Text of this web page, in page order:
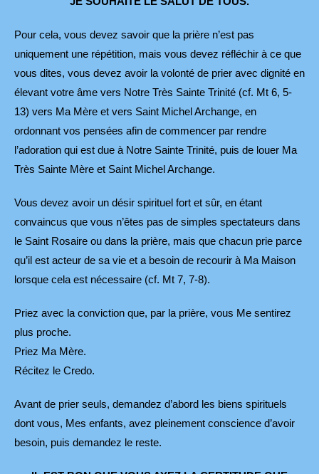
Pour cela, vous devez savoir que la prière n’est pas
uniquement une répétition, mais vous devez réfléchir à ce que
vous dites, vous devez avoir la volonté de prier avec dignité en
élevant votre âme vers Notre Très Sainte Trinité (cf. Mt 6, 5-
13) vers Ma Mère et vers Saint Michel Archange, en
ordonnant vos pensées afin de commencer par rendre
l’adoration qui est due à Notre Sainte Trinité, puis de louer Ma
Très Sainte Mère et Saint Michel Archange.
Vous devez avoir un désir spirituel fort et sûr, en étant
convaincus que vous n’êtes pas de simples spectateurs dans
le Saint Rosaire ou dans la prière, mais que chacun prie parce
qu’il est acteur de sa vie et a besoin de recourir à Ma Maison
lorsque cela est nécessaire (cf. Mt 7, 7-8).
Priez avec la conviction que, par la prière, vous Me sentirez
plus proche.
Priez Ma Mère.
Récitez le Credo.
Avant de prier seuls, demandez d’abord les biens spirituels
dont vous, Mes enfants, avez pleinement conscience d’avoir
besoin, puis demandez le reste.